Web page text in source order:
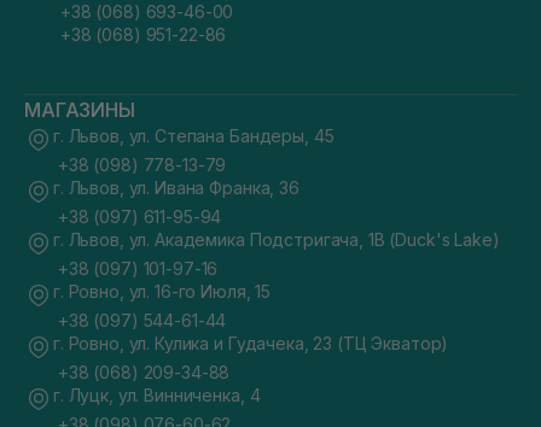
+38 (068) 693-46-00
+38 (068) 951-22-86
МАГАЗИНЫ
г. Львов, ул. Степана Бандеры, 45
+38 (098) 778-13-79
г. Львов, ул. Ивана Франка, 36
+38 (097) 611-95-94
г. Львов, ул. Академика Подстригача, 1В (Duck's Lake)
+38 (097) 101-97-16
г. Ровно, ул. 16-го Июля, 15
+38 (097) 544-61-44
г. Ровно, ул. Кулика и Гудачека, 23 (ТЦ Экватор)
+38 (068) 209-34-88
г. Луцк, ул. Винниченка, 4